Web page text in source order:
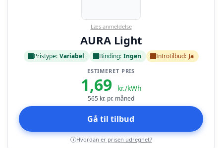
Læs anmeldelse
AURA Light
Pristype: Variabel Binding: Ingen Introtilbud: Ja
ESTIMERET PRIS
1,69 kr./kWh
565 kr. pr. måned
Gå til tilbud
i Hvordan er prisen udregnet?